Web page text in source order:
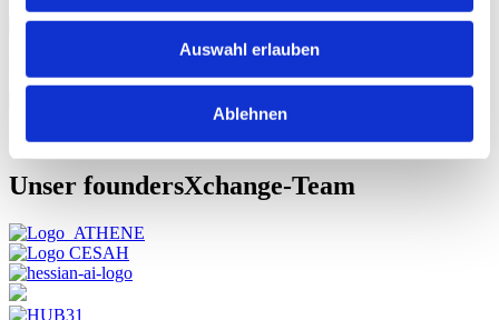
Auswahl erlauben
Ablehnen
Beim Grillen. Foto: HIGHEST
Unser foundersXchange-Team